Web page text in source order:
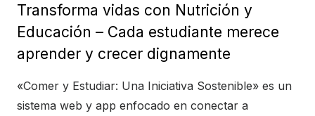
Transforma vidas con Nutrición y
Educación – Cada estudiante merece
aprender y crecer dignamente
«Comer y Estudiar: Una Iniciativa Sostenible» es un
sistema web y app enfocado en conectar a